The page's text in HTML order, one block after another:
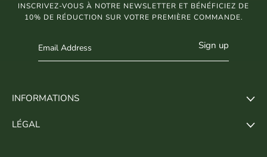
INFORMATIONS
LÉGAL
INSCRIVEZ-VOUS À NOTRE NEWSLETTER ET BÉNÉFICIEZ DE
10% DE RÉDUCTION SUR VOTRE PREMIÈRE COMMANDE.
Sign up